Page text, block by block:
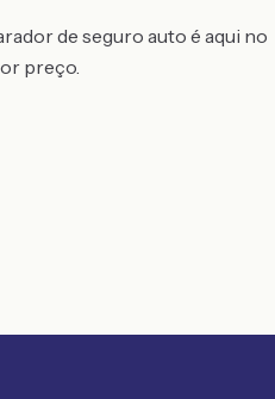
de seguro auto é aqui no
preço.